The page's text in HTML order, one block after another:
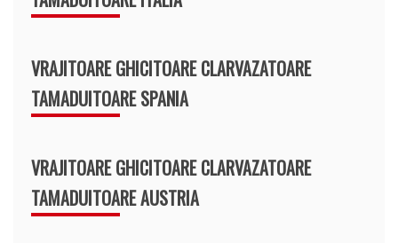
VRAJITOARE GHICITOARE CLARVAZATOARE
TAMADUITOARE SPANIA
VRAJITOARE GHICITOARE CLARVAZATOARE
TAMADUITOARE AUSTRIA